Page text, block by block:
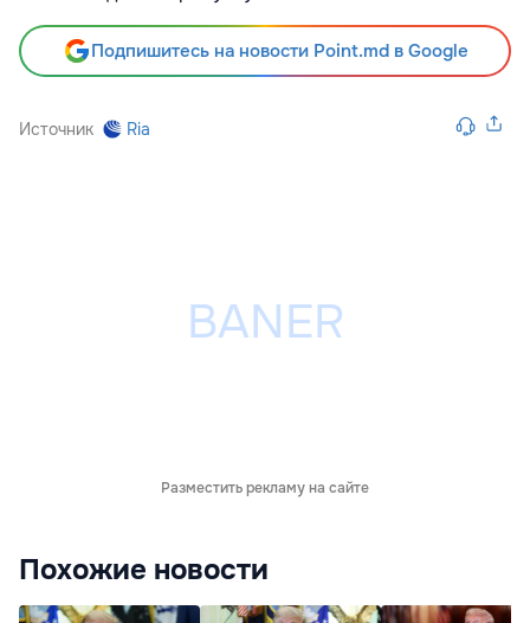
Подпишитесь на новости Point.md в Google
Источник Ria
Разместить рекламу на сайте
Похожие новости